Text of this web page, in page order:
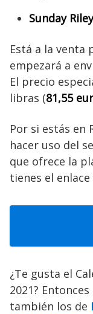
Sunday Riley
Está a la venta
empezará a
El precio
libras (81,55
Por si estás en
hacer uso del
que ofrece la
tienes el
¿Te gusta el
2021?
también los de